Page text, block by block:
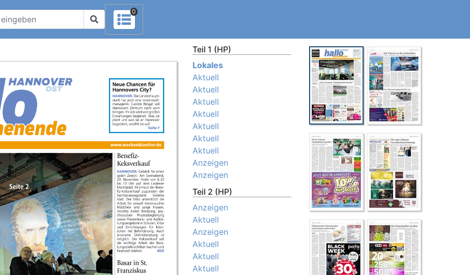
0
Teil 1 (HP)
Lokales
Aktuell
Aktuell
Aktuell
Aktuell
Aktuell
Aktuell
Aktuell
Anzeigen
Anzeigen
Teil 2 (HP)
Anzeigen
Aktuell
Anzeigen
Aktuell
Aktuell
Aktuell